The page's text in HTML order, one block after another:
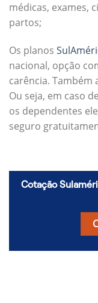
médicas, exames,
partos;
Os planos
nacional, opção
carência. Também
Ou seja, em caso
os dependentes
seguro
Cotação